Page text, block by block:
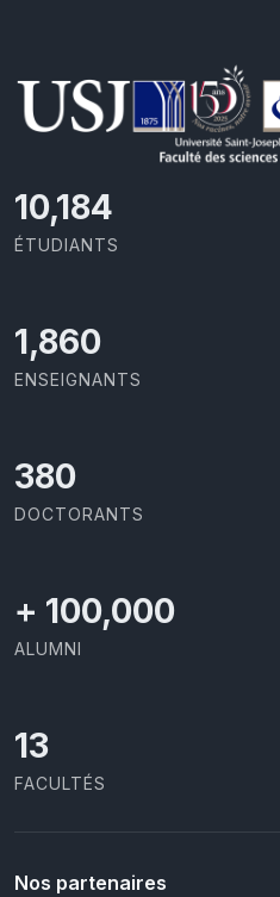
10,801
ÉTUDIANTS
1,973
ENSEIGNANTS
403
DOCTORANTS
+ 100,000
ALUMNI
13
FACULTÉS
Nos partenaires